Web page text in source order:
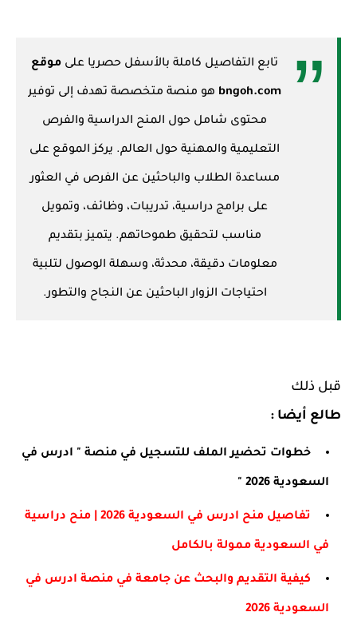
تابع التفاصيل كاملة بالأسفل حصريا على موقع
bngoh.com هو منصة متخصصة تهدف إلى توفير
محتوى شامل حول المنح الدراسية والفرص
التعليمية والمهنية حول العالم. يركز الموقع على
مساعدة الطلاب والباحثين عن الفرص في العثور
على برامج دراسية، تدريبات، وظائف، وتمويل
مناسب لتحقيق طموحاتهم. يتميز بتقديم
معلومات دقيقة، محدثة، وسهلة الوصول لتلبية
احتياجات الزوار الباحثين عن النجاح والتطور.
قبل ذلك
طالع أيضا :
خطوات تحضير الملف للتسجيل في منصة " ادرس في
السعودية 2026 "
تفاصيل منح ادرس في السعودية 2026 | منح دراسية
في السعودية ممولة بالكامل
كيفية التقديم والبحث عن جامعة في منصة ادرس في
السعودية 2026